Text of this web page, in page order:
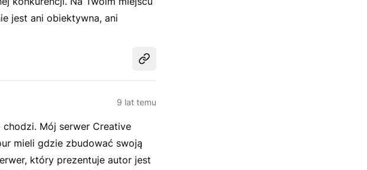
jest ani obiektywna, ani
Udostępnij
9 lat temu
Mój serwer Creative
mieli gdzie zbudować swoją
który prezentuje autor jest